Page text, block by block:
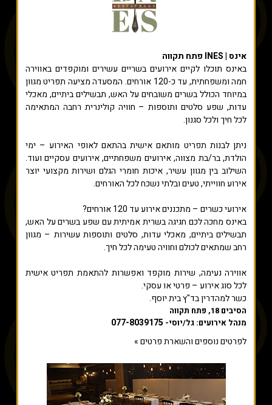
אינס | INES פתח תקווה
באינס תוכלו לקיים אירועים בשריים עשירים ומוקפדים באווירה
חמה ומשפחתית, עד כ-120 אורחים. המסעדה מציעה תפריט מגוון
במיוחד הכולל בשרים משובחים על האש, תבשילים ביתיים, מאכלי
עדות, שפע סלטים ותוספות – חוויה קולינרית רחבה המתאימה
לכל חיך ולכל סגנון.
ניתן לבנות תפריט מותאם אישית בהתאם לאופי האירוע – ימי
הולדת, בר/בת מצווה, אירועים משפחתיים, אירועים עסקיים ועוד.
השילוב בין מגוון עשיר, איכות חומרי הגלם ושירות מקצועי יוצר
אירוע חווייתי, טעים ובלתי נשכח לכל האורחים.
אירועי כשרים – מתכננים אירוע עד 120 אורחים?
באינס מחכה לכם חגיגה בשרית אמיתית עם שפע בשרים על האש,
תבשילים ביתיים, מאכלי עדות, סלטים ותוספות עשירות – מגוון
רחב שמתאים לכולם וחוויה טעימה לכל חיך.
אווירה נעימה, שירות מוקפד ואפשרות להתאמת תפריט אישית
לכל סוג אירוע – פרטי או עסקי.
כשר למהדרין בד"ץ בית יוסף.
הסיבים 18, פתח תקווה
מנהל אירועים: גל/יוסי- 077-8039175
לפרטים נוספים והשארת פרטים »